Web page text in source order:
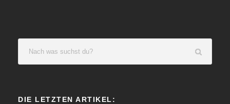
DIE LETZTEN ARTIKEL: